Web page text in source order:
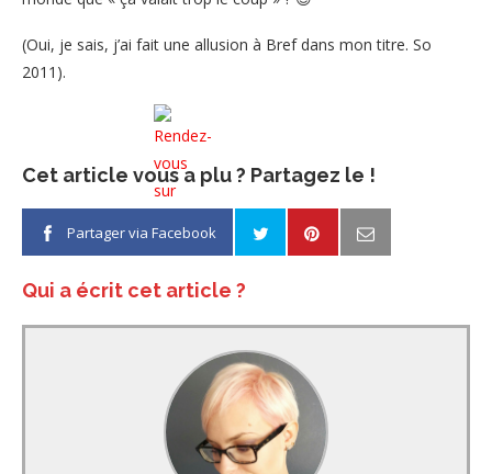
(Oui, je sais, j’ai fait une allusion à Bref dans mon titre. So
2011).
Cet article vous a plu ? Partagez le !
Partager via Facebook
Qui a écrit cet article ?